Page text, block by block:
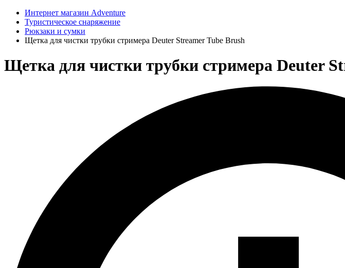
Интернет магазин Adventure
Туристическое снаряжение
Рюкзаки и сумки
Щетка для чистки трубки стримера Deuter Streamer Tube Brush
Щетка для чистки трубки стримера Deuter